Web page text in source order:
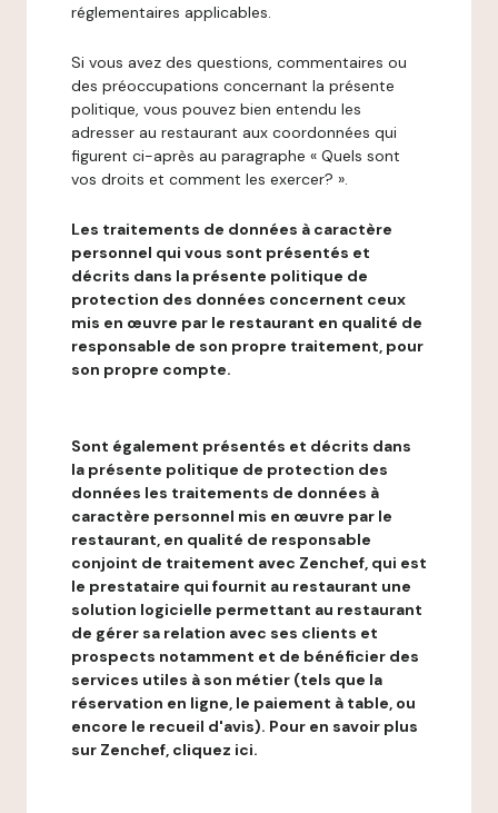
réglementaires applicables.
Si vous avez des questions, commentaires ou
des préoccupations concernant la présente
politique, vous pouvez bien entendu les
adresser au restaurant aux coordonnées qui
figurent ci-après au paragraphe « Quels sont
vos droits et comment les exercer? ».
Les traitements de données à caractère
personnel qui vous sont présentés et
décrits dans la présente politique de
protection des données concernent ceux
mis en œuvre par le restaurant en qualité de
responsable de son propre traitement, pour
son propre compte.
Sont également présentés et décrits dans
la présente politique de protection des
données les traitements de données à
caractère personnel mis en œuvre par le
restaurant, en qualité de responsable
conjoint de traitement avec Zenchef, qui est
le prestataire qui fournit au restaurant une
solution logicielle permettant au restaurant
de gérer sa relation avec ses clients et
prospects notamment et de bénéficier des
services utiles à son métier (tels que la
réservation en ligne, le paiement à table, ou
encore le recueil d'avis). Pour en savoir plus
sur Zenchef, cliquez ici.